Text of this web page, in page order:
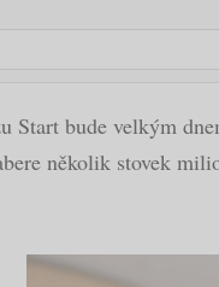
bude velkým
několik stovek